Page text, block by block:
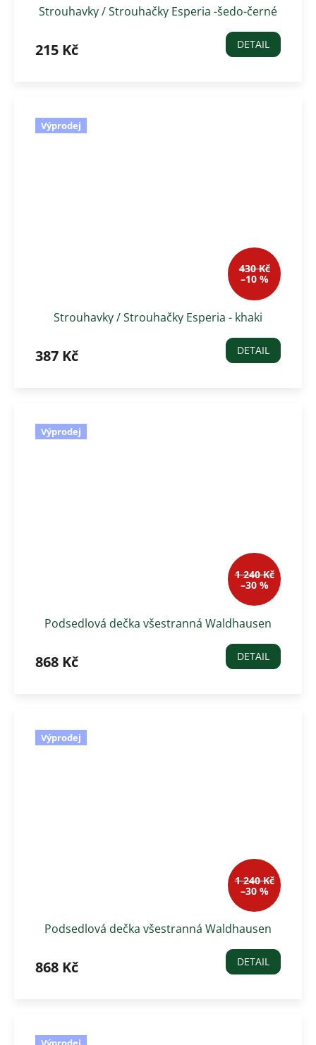
Strouhavky / Strouhačky Esperia -šedo-černé
215 Kč DETAIL
Výprodej
430 Kč
–10 %
Strouhavky / Strouhačky Esperia - khaki
387 Kč DETAIL
Výprodej
1 240 Kč
–30 %
Podsedlová dečka všestranná Waldhausen
868 Kč DETAIL
Výprodej
1 240 Kč
–30 %
Podsedlová dečka všestranná Waldhausen
868 Kč DETAIL